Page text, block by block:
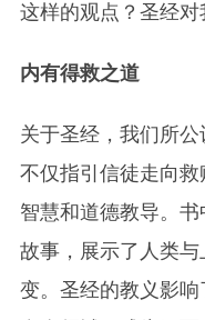
这样的观点？圣经对
内有得救之道
关于圣经，我们所
不仅指引信徒走向救
智慧和道德教导。
故事，展示了人类
变。圣经的教义影